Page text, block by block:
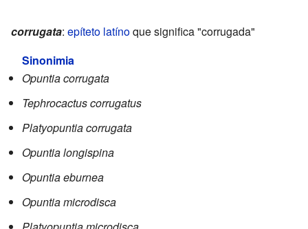
corrugata: epíteto latínoque significa "corrugada"
Sinonimia
Opuntia corrugata
Tephrocactus corrugatus
Platyopuntia corrugata
Opuntia longispina
Opuntia eburnea
Opuntia microdisca